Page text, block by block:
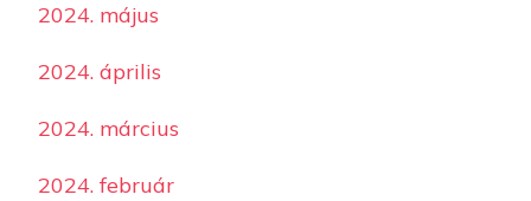
2024. május
2024. április
2024. március
2024. február